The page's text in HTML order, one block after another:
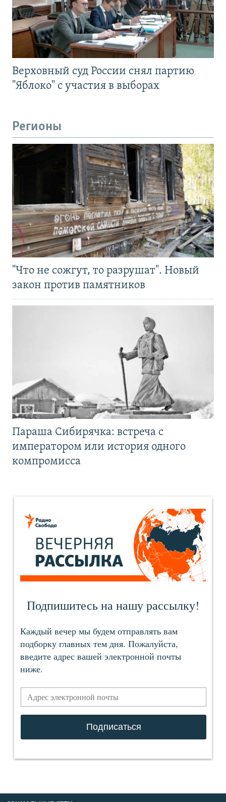
Верховный суд России снял партию
"Яблоко" с участия в выборах
Регионы
"Что не сожгут, то разрушат". Новый
закон против памятников
Параша Сибирячка: встреча с
императором или история одного
компромисса